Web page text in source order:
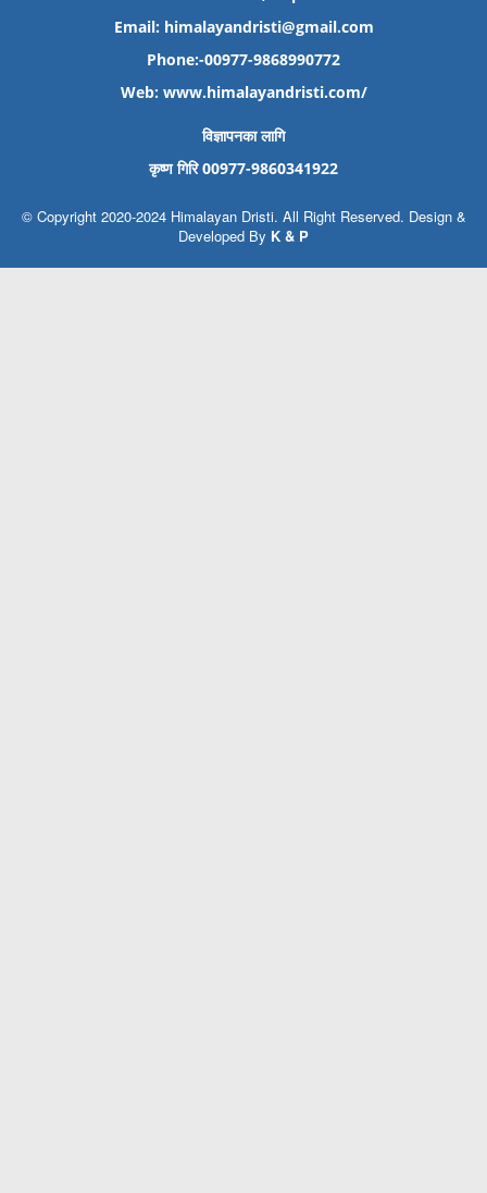
Email: himalayandristi@gmail.com
Phone:-00977-9868990772
Web: www.himalayandristi.com/
विज्ञापनका लागि
कृष्ण गिरि 00977-9860341922
© Copyright 2020-2024 Himalayan Dristi. All Right Reserved. Design &
Developed By K & P